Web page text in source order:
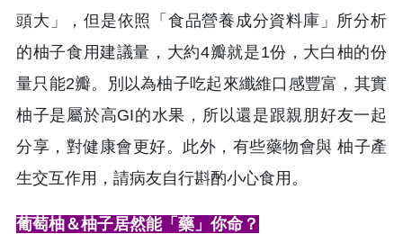
頭大」，但是依照「食品營養成分資料庫」所分析
的柚子食用建議量，大約4瓣就是1份，大白柚的份
量只能2瓣。別以為柚子吃起來纖維口感豐富，其實
柚子是屬於高GI的水果，所以還是跟親朋好友一起
分享，對健康會更好。此外，有些藥物會與 柚子產
生交互作用，請病友自行斟酌小心食用。
葡萄柚＆柚子居然能「藥」你命？